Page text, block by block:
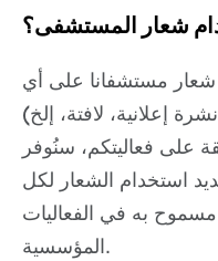
شعار المستشفى؟
شعار مستشفانا على أي
إعلانية، لافتة، إلخ)
على فعاليتكم، سنُوفر
استخدام الشعار لكل
به في الفعاليات
المؤسسية.